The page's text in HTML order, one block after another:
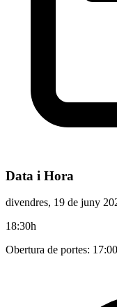
Data i Hora
divendres, 19 de juny
18:30h
Obertura de portes: